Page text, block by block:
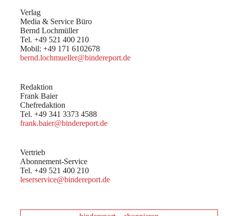
Verlag
Media & Service Büro
Bernd Lochmüller
Tel. +49 521 400 210
Mobil: +49 171 6102678
bernd.lochmueller@bindereport.de
Redaktion
Frank Baier
Chefredaktion
Tel. +49 341 3373 4588
frank.baier@bindereport.de
Vertrieb
Abonnement-Service
Tel. +49 521 400 210
leserservice@bindereport.de